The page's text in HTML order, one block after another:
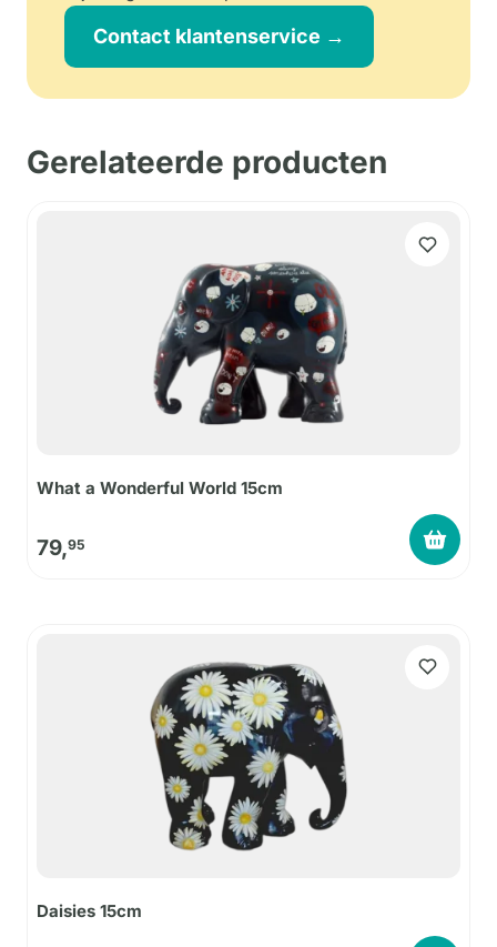
Contact klantenservice →
Gerelateerde producten
What a Wonderful World 15cm
79,95
Daisies 15cm